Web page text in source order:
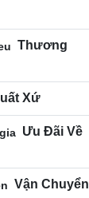
Thương
Xứ
Ưu Đãi Về
Vận Chuyển